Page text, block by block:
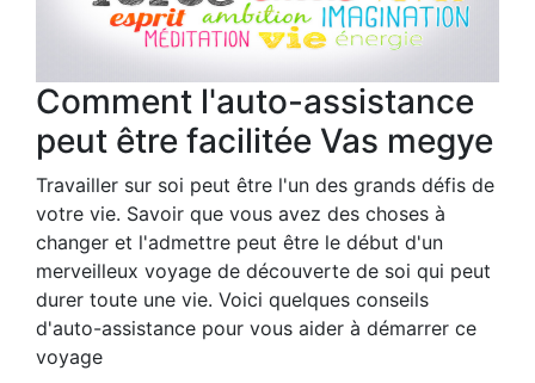
Comment l'auto-assistance
peut être facilitée Vas megye
Travailler sur soi peut être l'un des grands défis de
votre vie. Savoir que vous avez des choses à
changer et l'admettre peut être le début d'un
merveilleux voyage de découverte de soi qui peut
durer toute une vie. Voici quelques conseils
d'auto-assistance pour vous aider à démarrer ce
voyage